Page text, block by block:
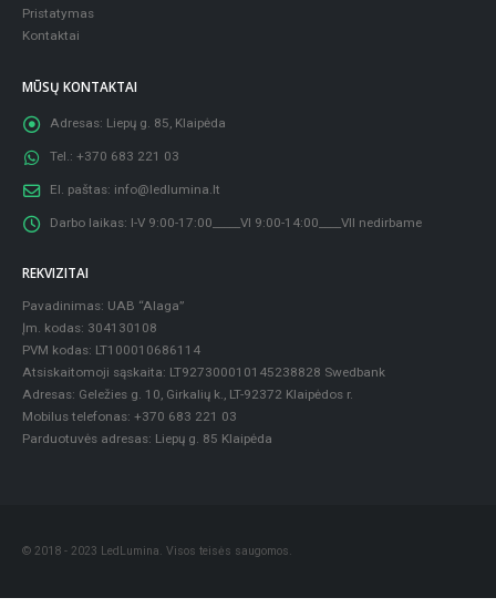
Pristatymas
Kontaktai
MŪSŲ KONTAKTAI
Adresas: Liepų g. 85, Klaipėda
Tel.: +370 683 221 03
El. paštas: info@ledlumina.lt
Darbo laikas: I-V 9:00-17:00_____VI 9:00-14:00____VII nedirbame
REKVIZITAI
Pavadinimas: UAB “Alaga”
Įm. kodas: 304130108
PVM kodas: LT100010686114
Atsiskaitomoji sąskaita: LT927300010145238828 Swedbank
Adresas: Geležies g. 10, Girkalių k., LT-92372 Klaipėdos r.
Mobilus telefonas: +370 683 221 03
Parduotuvės adresas: Liepų g. 85 Klaipėda
© 2018 - 2023 LedLumina. Visos teisės saugomos.